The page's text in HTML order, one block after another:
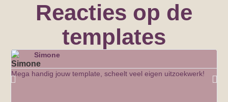
Reacties op de
templates
Simone
Mega handig jouw template, scheelt veel eigen uitzoekwerk!